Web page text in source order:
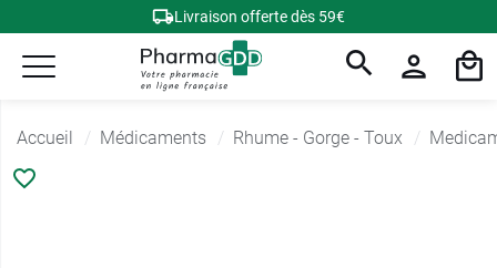
Livraison offerte dès 59€
Accueil Médicaments Rhume - Gorge - Toux